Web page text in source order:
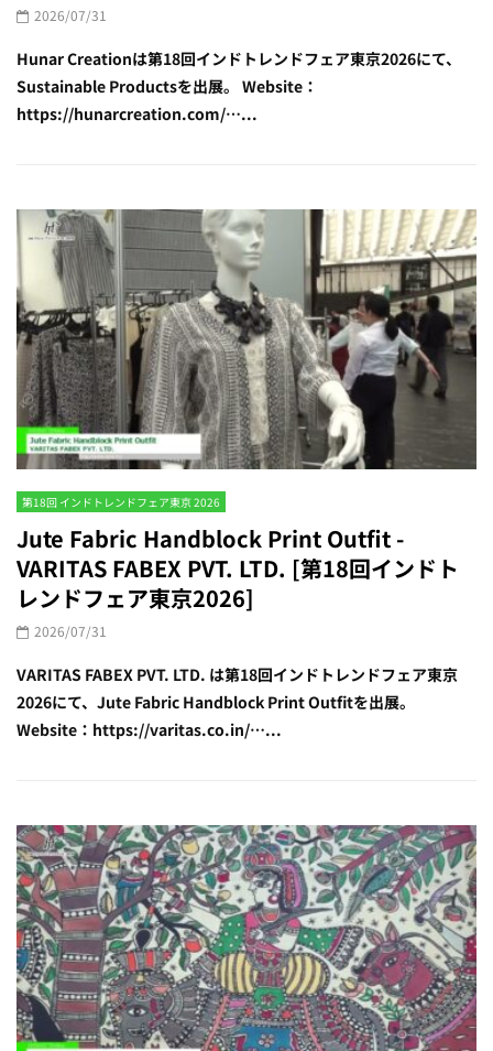
2026/07/31
Hunar Creationは第18回インドトレンドフェア東京2026にて、
Sustainable Productsを出展。 Website：
https://hunarcreation.com/…...
第18回 インドトレンドフェア東京 2026
Jute Fabric Handblock Print Outfit -
VARITAS FABEX PVT. LTD. [第18回インドト
レンドフェア東京2026]
2026/07/31
VARITAS FABEX PVT. LTD. は第18回インドトレンドフェア東京
2026にて、Jute Fabric Handblock Print Outfitを出展。
Website：https://varitas.co.in/…...